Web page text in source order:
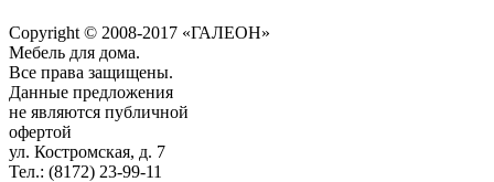
Copyright © 2008-2017 «ГАЛЕОН»
Мебель для дома.
Все права защищены.
Данные предложения
не являются публичной
офертой
ул. Костромская, д. 7
Тел.: (8172) 23-99-11